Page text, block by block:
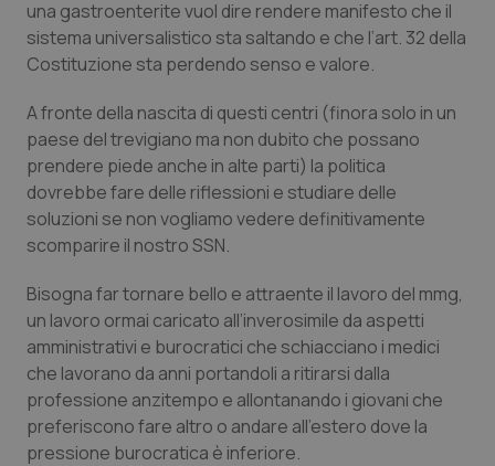
Sardegna
Sicilia
Toscana
Umbria
Veneto
Malattia di Crohn & Rettocolite Ulcerosa
Neuroscienze & patologie neurodegenerative
Obesità
Oftalmologia
Oncoematologia
Oncologia & Nutrizione
Psoriasi & pelle
una gastroenterite vuol dire rendere manifesto che il
sistema universalistico sta saltando e che l’art. 32 della
Costituzione sta perdendo senso e valore.
A fronte della nascita di questi centri (finora solo in un
paese del trevigiano ma non dubito che possano
prendere piede anche in alte parti) la politica
dovrebbe fare delle riflessioni e studiare delle
soluzioni se non vogliamo vedere definitivamente
scomparire il nostro SSN.
Bisogna far tornare bello e attraente il lavoro del mmg,
un lavoro ormai caricato all’inverosimile da aspetti
amministrativi e burocratici che schiacciano i medici
che lavorano da anni portandoli a ritirarsi dalla
professione anzitempo e allontanando i giovani che
preferiscono fare altro o andare all’estero dove la
pressione burocratica è inferiore.